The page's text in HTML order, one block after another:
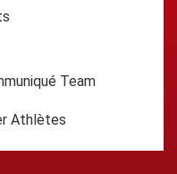
Team
Athlètes